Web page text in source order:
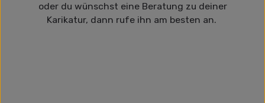
oder du wünschst eine Beratung zu deiner
Karikatur, dann rufe ihn am besten an.